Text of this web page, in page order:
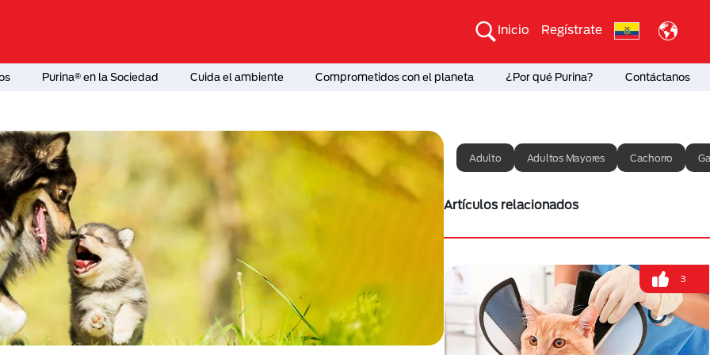
Inicio Regístrate
Purina® en la Sociedad Cuida el ambiente Comprometidos con el planeta ¿Por qué Purina? Contáctanos
Adulto Adultos Mayores Cachorro
Artículos relacionados
3